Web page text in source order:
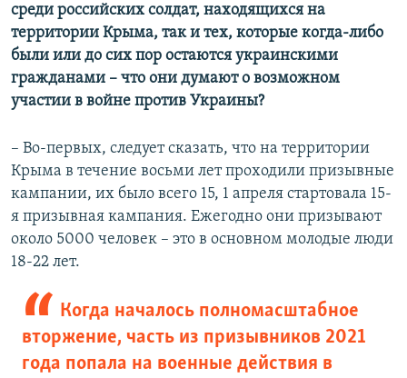
среди российских солдат, находящихся на
территории Крыма, так и тех, которые когда-либо
были или до сих пор остаются украинскими
гражданами – что они думают о возможном
участии в войне против Украины?
– Во-первых, следует сказать, что на территории
Крыма в течение восьми лет проходили призывные
кампании, их было всего 15, 1 апреля стартовала 15-
я призывная кампания. Ежегодно они призывают
около 5000 человек – это в основном молодые люди
18-22 лет.
Когда началось полномасштабное
вторжение, часть из призывников 2021
года попала на военные действия в